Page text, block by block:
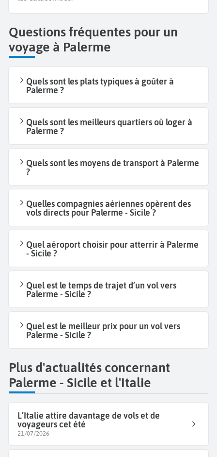
Questions fréquentes pour un
voyage à Palerme
Quels sont les plats typiques à goûter à
Palerme ?
Quels sont les meilleurs quartiers où loger à
Palerme ?
Quels sont les moyens de transport à Palerme
?
Quelles compagnies aériennes opèrent des
vols directs pour Palerme - Sicile ?
Quel aéroport choisir pour atterrir à Palerme
- Sicile ?
Quel est le temps de trajet d’un vol vers
Palerme - Sicile ?
Quel est le meilleur prix pour un vol vers
Palerme - Sicile ?
Plus d'actualités concernant
Palerme - Sicile et l'Italie
L’Italie attire davantage de vols et de
voyageurs cet été
21/07/2026